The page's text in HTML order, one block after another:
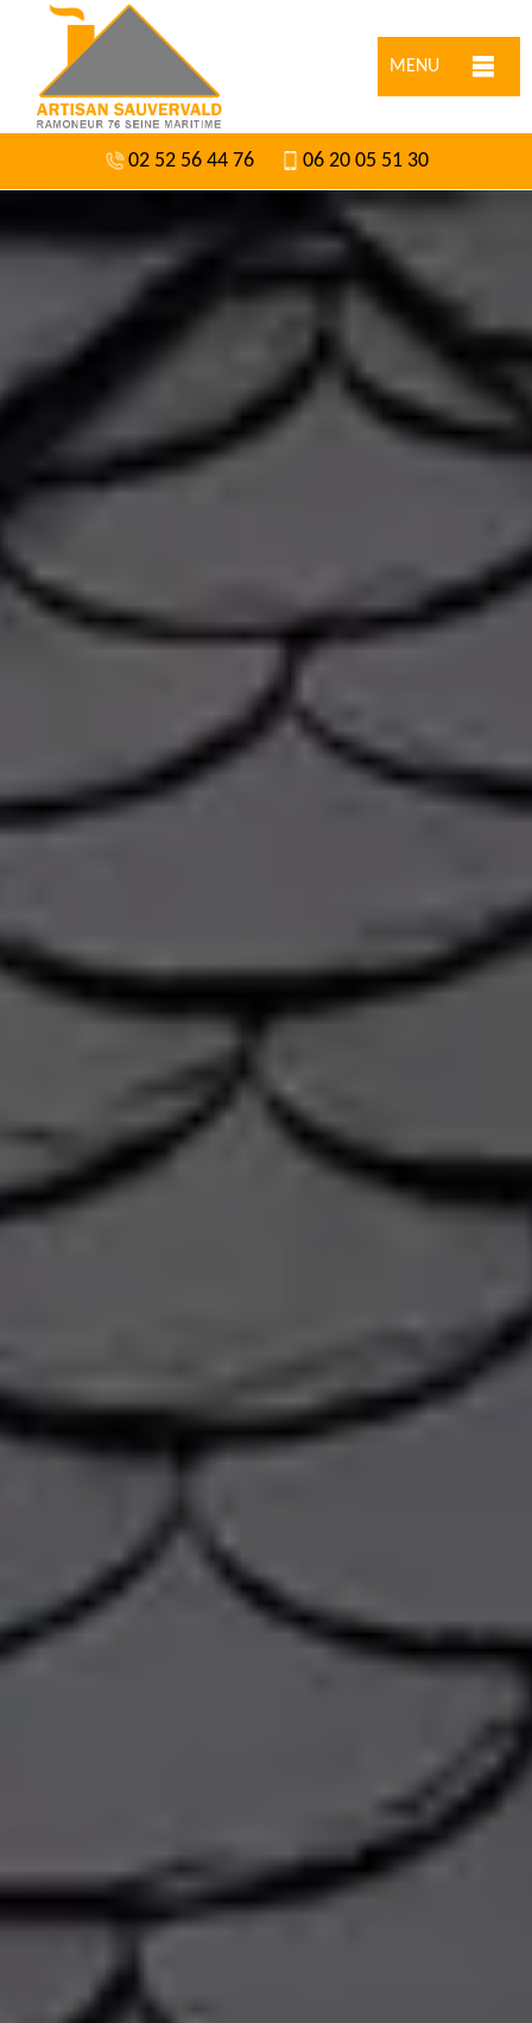
MENU
02 52 56 44 76 06 20 05 51 30